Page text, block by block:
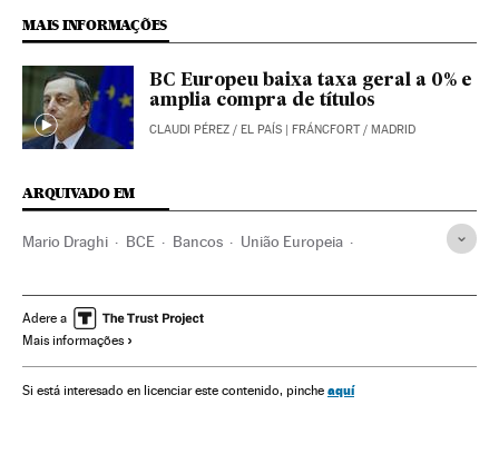
MAIS INFORMAÇÕES
BC Europeu baixa taxa geral a 0% e
amplia compra de títulos
CLAUDI PÉREZ / EL PAÍS | FRÁNCFORT / MADRID
ARQUIVADO EM
Mario Draghi BCE Bancos União Europeia
Relações exteriores Finanças
Adere a
Mais informações
Si está interesado en licenciar este contenido, pinche aquí